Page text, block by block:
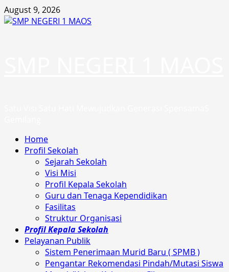
Skip
to
August 9, 2026
Primary
Menu
Home
Profil Sekolah
Sejarah Sekolah
Visi Misi
Profil Kepala Sekolah
Guru dan Tenaga Kependidikan
Fasilitas
Struktur Organisasi
Profil Kepala Sekolah
Pelayanan Publik
Sistem Penerimaan Murid Baru ( SPMB )
Pengantar Rekomendasi Pindah/Mutasi Siswa